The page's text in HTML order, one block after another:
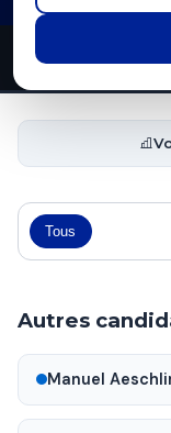
0propositions
Tous
Autres
Manuel